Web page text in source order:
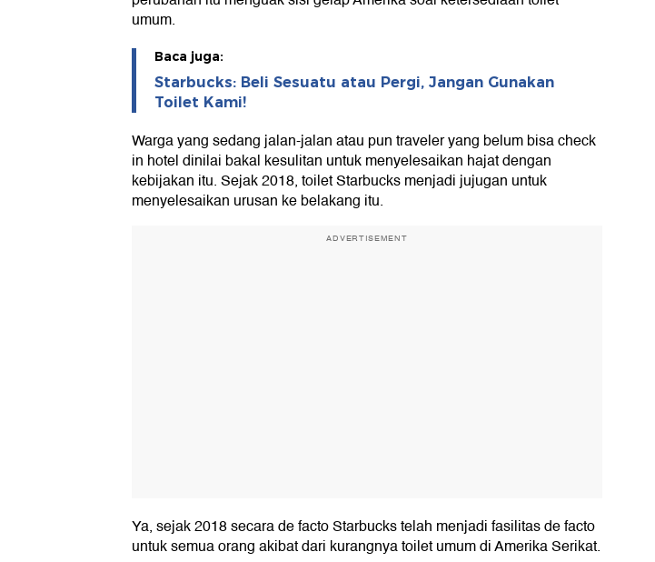
umum.
Baca juga:
Starbucks: Beli Sesuatu atau Pergi, Jangan Gunakan
Toilet Kami!
Warga yang sedang jalan-jalan atau pun traveler yang belum bisa check
in hotel dinilai bakal kesulitan untuk menyelesaikan hajat dengan
kebijakan itu. Sejak 2018, toilet Starbucks menjadi jujugan untuk
menyelesaikan urusan ke belakang itu.
ADVERTISEMENT
Ya, sejak 2018 secara de facto Starbucks telah menjadi fasilitas de facto
untuk semua orang akibat dari kurangnya toilet umum di Amerika Serikat.